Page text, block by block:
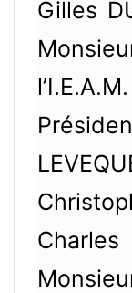
Gilles